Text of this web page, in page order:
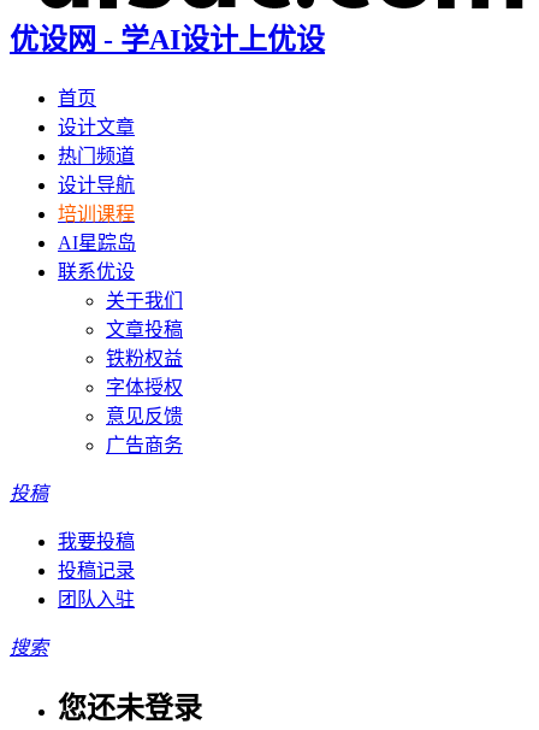
优设网 - 学AI设计上优设
首页
设计文章
热门频道
设计导航
培训课程
AI星踪岛
联系优设
关于我们
文章投稿
铁粉权益
字体授权
意见反馈
广告商务
投稿
我要投稿
投稿记录
团队入驻
搜索
您还未登录